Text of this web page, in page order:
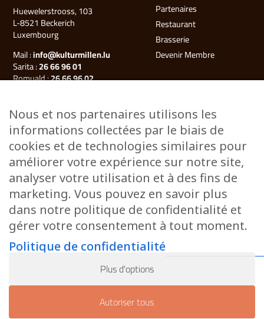
Huewelerstrooss, 103
L-8521 Beckerich
Luxembourg
Mail :info@kulturmillen.lu
Sarita :26 66 96 01
Romuald :26 66 96 02
Partenaires
Restaurant
Brasserie
Devenir Membre
Plan du site
Kulturmillen
Musée des énergies
Millegalerie
Évènements
Ateliers & Cours
Stages
Visites guidées
Camille’s Gaart
© 2026 - Kulturmillen, site réalisé parInside Communication
Nous et nos partenaires utilisons les
informations collectées par le biais de
cookies et de technologies similaires pour
améliorer votre expérience sur notre site,
analyser votre utilisation et à des fins de
marketing. Vous pouvez en savoir plus
dans notre politique de confidentialité et
gérer votre consentement à tout moment.
Politique de confidentialité
Plus d'options
Autoriser tous